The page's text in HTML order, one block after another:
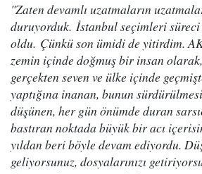
"Zaten devamlı uzatmaların
duruyorduk. İstanbul seçimleri
oldu. Çünkü son ümidi de yitirdim.
zemin içinde doğmuş bir insan
gerçekten seven ve ülke içinde
yaptığına inanan, bunun
düşünen, her gün önümde duran
bastıran noktada büyük bir acı
yıldan beri böyle devam ediyordu.
geliyorsunuz, dosyalarınızı